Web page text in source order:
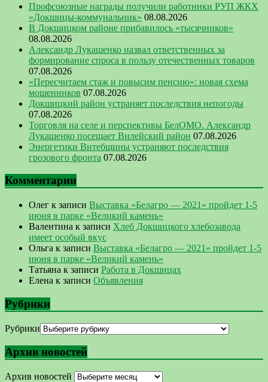
Профсоюзные награды получили работники РУП ЖКХ
«Докшицы-коммунальник» 08.08.2026
В Докшицком районе прибавилось «тысячников»
08.08.2026
Александр Лукашенко назвал ответственных за
формирование спроса в пользу отечественных товаров
07.08.2026
«Пересчитаем стаж и повысим пенсию»: новая схема
мошенников 07.08.2026
Докшицкий район устраняет последствия непогоды
07.08.2026
Торговля на селе и перспективы БелОМО. Александр
Лукашенко посещает Вилейский район 07.08.2026
Энергетики Витебщины устраняют последствия
грозового фронта 07.08.2026
Комментарии
Олег к записи Выставка «Белагро — 2021» пройдет 1-5
июня в парке «Великий камень»
Валентина к записи Хлеб Докшицкого хлебозавода
имеет особый вкус
Ольга к записи Выставка «Белагро — 2021» пройдет 1-5
июня в парке «Великий камень»
Татьяна к записи Работа в Докшицах
Елена к записи Объявления
Рубрики
Рубрики
Архив новостей
Архив новостей